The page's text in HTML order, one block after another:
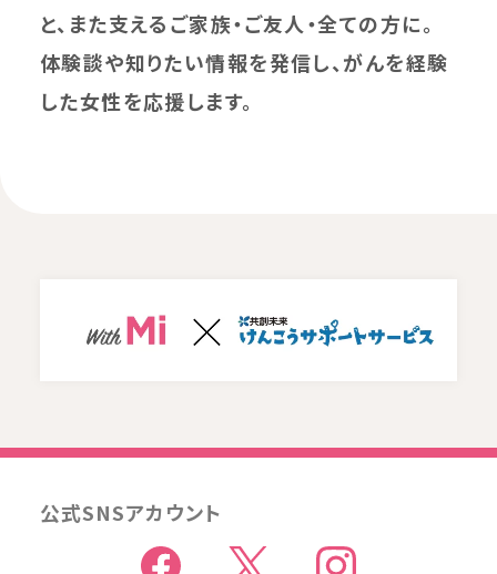
と、また支えるご家族・ご友人・全ての方に。
体験談や知りたい情報を発信し、がんを経験
した女性を応援します。
公式SNSアカウント